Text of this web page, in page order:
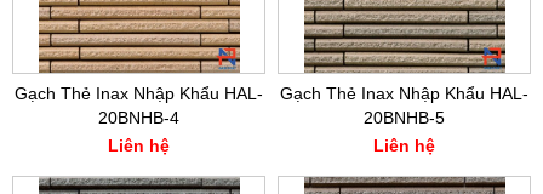
Gạch Thẻ Inax Nhập Khẩu HAL-
20BNHB-4
Liên hệ
Gạch Thẻ Inax Nhập Khẩu HAL-
20BNHB-5
Liên hệ